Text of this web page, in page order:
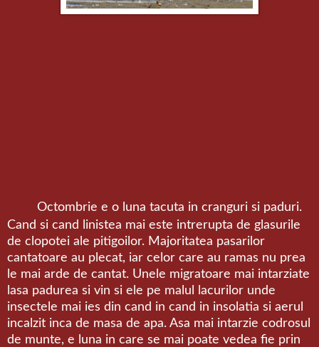
Octombrie e o luna tacuta in cranguri si paduri.
Cand si cand linistea mai este intrerupta de glasurile
de clopotei ale pitigoilor. Majoritatea pasarilor
cantatoare au plecat, iar celor care au ramas nu prea
le mai arde de cantat. Unele migratoare mai intarziate
lasa padurea si vin si ele pe malul lacurilor unde
insectele mai ies din cand in cand in insolatia si aerul
incalzit inca de masa de apa. Asa mai intarzie codrosul
de munte, e luna in care se mai poate vedea fie prin